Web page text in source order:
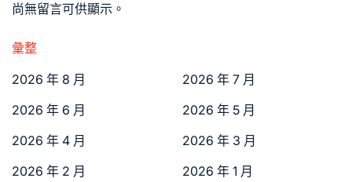
尚無留言可供顯示。
彙整
2026 年 8 月
2026 年 7 月
2026 年 6 月
2026 年 5 月
2026 年 4 月
2026 年 3 月
2026 年 2 月
2026 年 1 月